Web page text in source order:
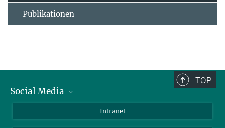
Publikationen
TOP
Social Media
LinkedIn
Intranet